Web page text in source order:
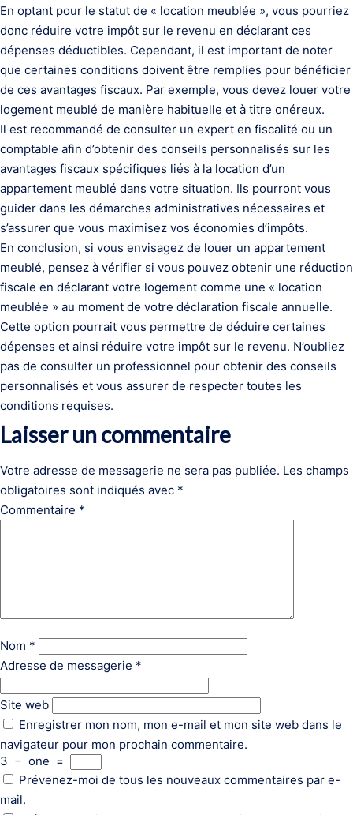
En optant pour le statut de « location meublée », vous pourriez
donc réduire votre impôt sur le revenu en déclarant ces
dépenses déductibles. Cependant, il est important de noter
que certaines conditions doivent être remplies pour bénéficier
de ces avantages fiscaux. Par exemple, vous devez louer votre
logement meublé de manière habituelle et à titre onéreux.
Il est recommandé de consulter un expert en fiscalité ou un
comptable afin d’obtenir des conseils personnalisés sur les
avantages fiscaux spécifiques liés à la location d’un
appartement meublé dans votre situation. Ils pourront vous
guider dans les démarches administratives nécessaires et
s’assurer que vous maximisez vos économies d’impôts.
En conclusion, si vous envisagez de louer un appartement
meublé, pensez à vérifier si vous pouvez obtenir une réduction
fiscale en déclarant votre logement comme une « location
meublée » au moment de votre déclaration fiscale annuelle.
Cette option pourrait vous permettre de déduire certaines
dépenses et ainsi réduire votre impôt sur le revenu. N’oubliez
pas de consulter un professionnel pour obtenir des conseils
personnalisés et vous assurer de respecter toutes les
conditions requises.
Laisser un commentaire
Votre adresse de messagerie ne sera pas publiée. Les champs
obligatoires sont indiqués avec *
Commentaire *
Nom *
Adresse de messagerie *
Site web
Enregistrer mon nom, mon e-mail et mon site web dans le
navigateur pour mon prochain commentaire.
3 − one =
Prévenez-moi de tous les nouveaux commentaires par e-
mail.